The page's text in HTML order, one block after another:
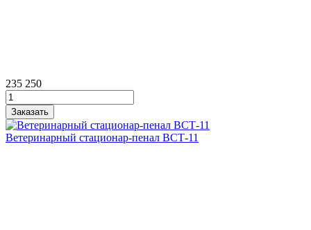
235 250
Ветеринарный стационар‑пенал ВСТ‑11